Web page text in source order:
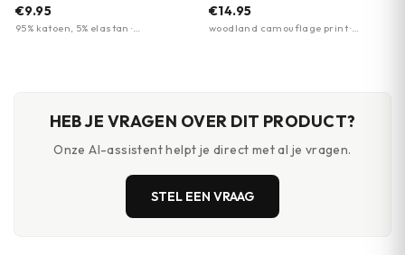
€9.95
95% katoen, 5% elastan ·
€14.95
woodland camouflage print ·
HEB JE VRAGEN OVER DIT PRODUCT?
Onze AI-assistent helpt je direct met al je vragen.
STEL EEN VRAAG